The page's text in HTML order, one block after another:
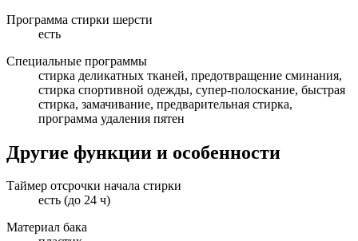
Программа стирки шерсти
есть
Специальные программы
стирка деликатных тканей, предотвращение сминания,
стирка спортивной одежды, супер-полоскание, быстрая
стирка, замачивание, предварительная стирка,
программа удаления пятен
Другие функции и особенности
Таймер отсрочки начала стирки
есть (до 24 ч)
Материал бака